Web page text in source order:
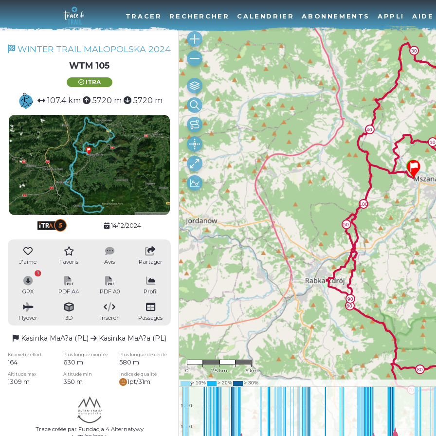
TRACER RECHERCHER CALENDRIER ABONNEMENTS APPLI AIDE
WINTER TRAIL MALOPOLSKA 2024
WTM 105
ITRA
107.4 km 5720 m 5720 m
14/12/2024
J'aime Favoris Avis Partager
GPX
1
PDF A4 PDF A0 Profil
Flyover 3D Insérer Passages
Kasinka MaA?a (PL) Kasinka MaA?a (PL)
Kilomètre effort Plus longue montée Plus longue descente
164 630 m 580 m
Altitude max Altitude min Indice de qualité
1309 m 350 m 1pt/31m
Trace créée par Fundacja 4 Alternatywy
1 : 134,584
0 2.5 km 5 km